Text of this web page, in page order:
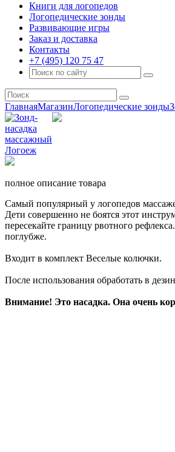
Книги для логопедов
Логопедические зонды
Развивающие игры
Заказ и доставка
Контакты
+7 (495) 120 75 47
ГлавнаяМагазинЛогопедические зонды
полное описание товара
Самый популярный у логопедов
Дети совершенно не боятся этот
пересекайте границу рвотного
поглубже.
Входит в комплект Веселые колючки.
После использования обработать в
Внимание! Это насадка. Она очень